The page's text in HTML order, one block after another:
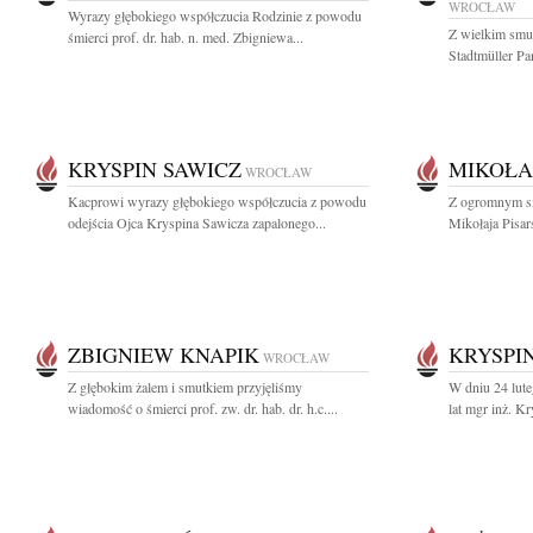
Wyrazy głębokiego współczucia Rodzinie z powodu
śmierci prof. dr. hab. n. med. Zbigniewa...
WROCŁAW
Z wielkim
Stadtmüller
KRYSPIN SAWICZ WROCŁAW
Kacprowi wyrazy głębokiego współczucia z powodu
odejścia Ojca Kryspina Sawicza zapalonego...
Z ogromnym
Mikołaja
ZBIGNIEW KNAPIK WROCŁAW
Z głębokim żalem i smutkiem przyjęliśmy
wiadomość o śmierci prof. zw. dr. hab. dr. h.c....
W dniu 24
lat mgr inż.